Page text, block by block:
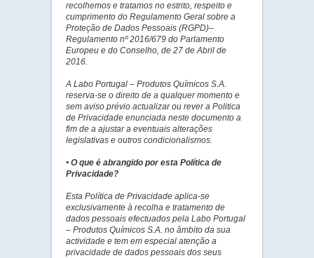
recolhemos e tratamos no estrito, respeito e
cumprimento do Regulamento Geral sobre a
Proteção de Dados Pessoais (RGPD)–
Regulamento nº 2016/679 do Parlamento
Europeu e do Conselho, de 27 de Abril de
2016.
A Labo Portugal – Produtos Químicos S.A.
reserva-se o direito de a qualquer momento e
sem aviso prévio actualizar ou rever a Politica
de Privacidade enunciada neste documento a
fim de a ajustar a eventuais alterações
legislativas e outros condicionalismos.
• O que é abrangido por esta Política de
Privacidade?
Esta Política de Privacidade aplica-se
exclusivamente à recolha e tratamento de
dados pessoais efectuados pela Labo Portugal
– Produtos Químicos S.A. no âmbito da sua
actividade e tem em especial atenção a
privacidade de dados pessoais dos seus